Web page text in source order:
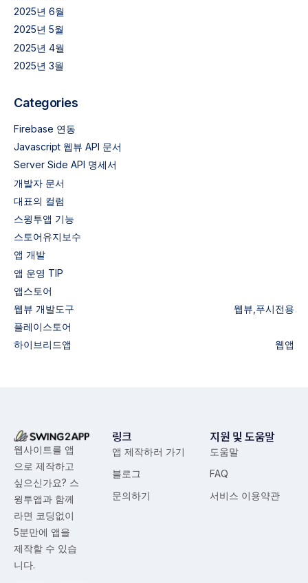
2025년 6월
2025년 5월
2025년 4월
2025년 3월
Categories
Firebase 연동
Javascript 웹뷰 API 문서
Server Side API 명세서
개발자 문서
대표의 컬럼
스윙투앱 기능
스토어유지보수
앱 개발
앱 운영 TIP
앱스토어
웹뷰
웹뷰,푸시전용
개발도구
플레이스토어
하이브리드앱
웹앱
웹사이트를 앱
으로 제작하고
싶으신가요? 스
윙투앱과 함께
라면 코딩없이
5분만에 앱을
제작할 수 있습
니다.
링크
앱 제작하러 가기
블로그
문의하기
지원 및 도움말
도움말
FAQ
서비스 이용약관